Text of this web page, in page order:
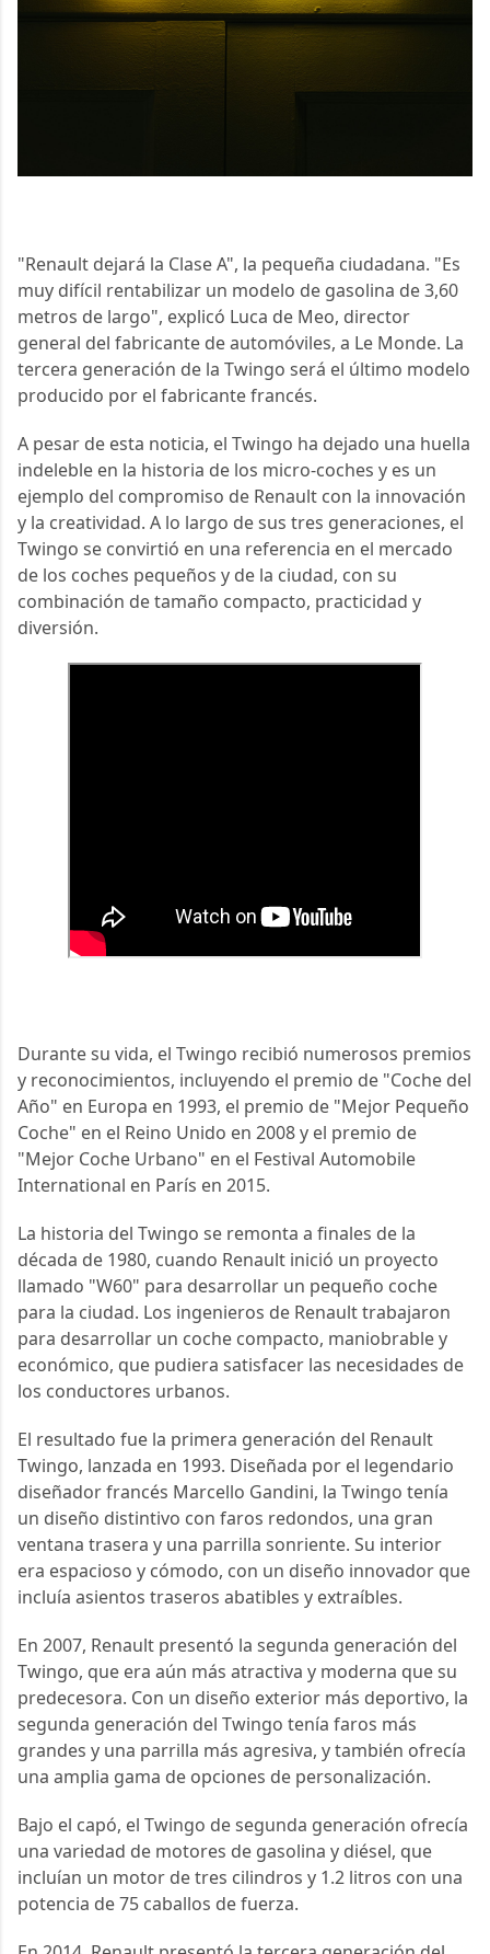
"Renault dejará la Clase A", la pequeña ciudadana. "Es
muy difícil rentabilizar un modelo de gasolina de 3,60
metros de largo", explicó Luca de Meo, director
general del fabricante de automóviles, a Le Monde. La
tercera generación de la Twingo será el último modelo
producido por el fabricante francés.
A pesar de esta noticia, el Twingo ha dejado una huella
indeleble en la historia de los micro-coches y es un
ejemplo del compromiso de Renault con la innovación
y la creatividad. A lo largo de sus tres generaciones, el
Twingo se convirtió en una referencia en el mercado
de los coches pequeños y de la ciudad, con su
combinación de tamaño compacto, practicidad y
diversión.
Durante su vida, el Twingo recibió numerosos premios
y reconocimientos, incluyendo el premio de "Coche del
Año" en Europa en 1993, el premio de "Mejor Pequeño
Coche" en el Reino Unido en 2008 y el premio de
"Mejor Coche Urbano" en el Festival Automobile
International en París en 2015.
La historia del Twingo se remonta a finales de la
década de 1980, cuando Renault inició un proyecto
llamado "W60" para desarrollar un pequeño coche
para la ciudad. Los ingenieros de Renault trabajaron
para desarrollar un coche compacto, maniobrable y
económico, que pudiera satisfacer las necesidades de
los conductores urbanos.
El resultado fue la primera generación del Renault
Twingo, lanzada en 1993. Diseñada por el legendario
diseñador francés Marcello Gandini, la Twingo tenía
un diseño distintivo con faros redondos, una gran
ventana trasera y una parrilla sonriente. Su interior
era espacioso y cómodo, con un diseño innovador que
incluía asientos traseros abatibles y extraíbles.
En 2007, Renault presentó la segunda generación del
Twingo, que era aún más atractiva y moderna que su
predecesora. Con un diseño exterior más deportivo, la
segunda generación del Twingo tenía faros más
grandes y una parrilla más agresiva, y también ofrecía
una amplia gama de opciones de personalización.
Bajo el capó, el Twingo de segunda generación ofrecía
una variedad de motores de gasolina y diésel, que
incluían un motor de tres cilindros y 1.2 litros con una
potencia de 75 caballos de fuerza.